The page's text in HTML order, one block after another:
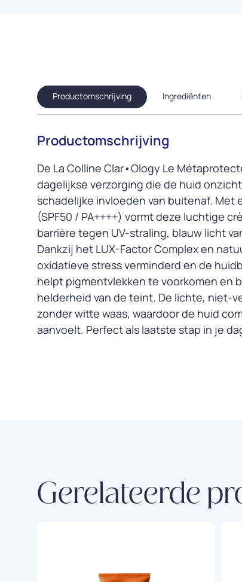
Productomschrijving Ingrediënten
Productomschrijving
De La Colline Clar•Ology Le
dagelijkse verzorging die de huid
schadelijke invloeden van buitenaf. Met
(SPF50 / PA++++) vormt deze luchtige
barrière tegen UV-straling, blauw licht
Dankzij het LUX-Factor Complex en
oxidatieve stress verminderd en de
helpt pigmentvlekken te voorkomen en
helderheid van de teint. De lichte, niet-
zonder witte waas, waardoor de huid
aanvoelt. Perfect als laatste stap in je
Gerelateerde